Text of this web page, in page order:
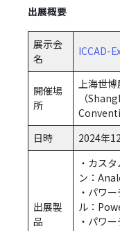
出展概要
展示会
名
ICCAD-
開催場
所
上海世
（
日時
2024年
出展製
品
・カス
ン：
・パワ
ル：
・パワ